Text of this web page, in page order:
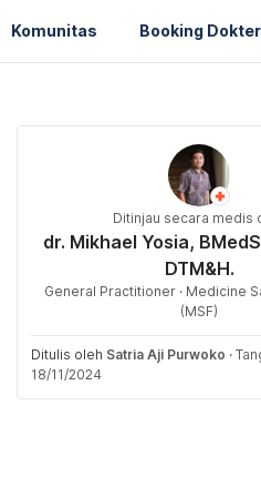
Komunitas Booking Dokter
Ditinjau secara medis
dr. Mikhael Yosia,
DTM&H.
General Practitioner · Medicine
(MSF)
Ditulis oleh Satria Aji Purwoko ·
18/11/2024